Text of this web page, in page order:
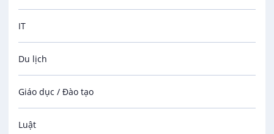
VIP
VIP
7 - 15 triệu
IT
Du lịch
Giáo dục / Đào tạo
Luật